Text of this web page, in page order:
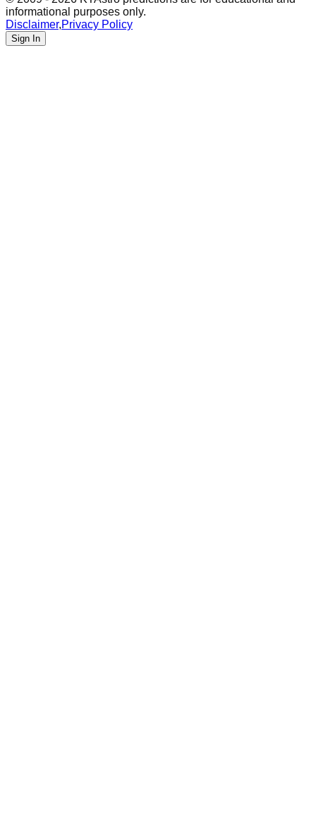
informational purposes only.
Disclaimer,Privacy Policy
Sign In